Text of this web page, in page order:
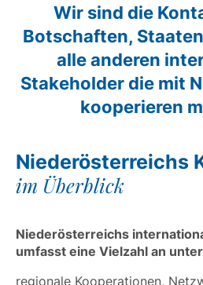
Wir sind die
Botschaften,
alle anderen
Stakeholder die mit
kooperieren
Niederösterreichs
im Überblick
Niederösterreichs
umfasst eine Vielzahl an
regionale Kooperationen,